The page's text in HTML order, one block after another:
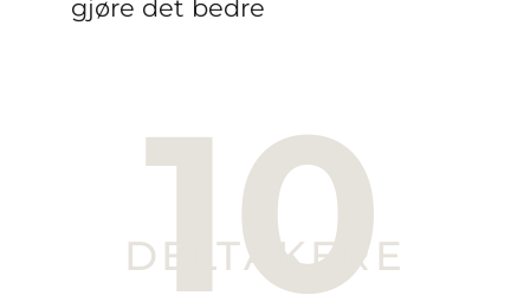
gjøre det bedre
10
DELTAKERE